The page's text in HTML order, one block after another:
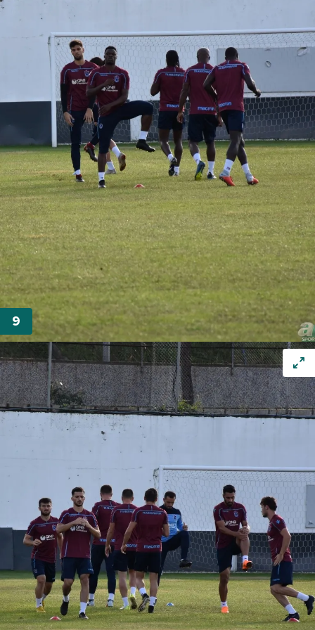
kullanılmaktadır. Bu çerezler vasıtasıyla çeşitli kişisel
verileriniz işlenmekte olup gerekli olan çerezler bilgi
toplumu hizmetlerinin sunulması amacıyla
kullanılmaktadır. Diğer çerezler, sitemizin daha işlevsel
kılınması ve kişiselleştirilmesi ve sizlere yönelik
reklam/pazarlama faaliyetlerinin yapılması, amaçlarıyla
sınırlı olarak açık rızanız dahilinde kullanılacaktır.
Çerezlere ilişkin tercihlerinizi aşağıda yer alan panel
vasıtasıyla belirleyebilirsiniz. Çerezlere ilişkin detaylı bilgi
için Ayarlar butonuna tıklayabilir,Çerez Bilgilendirme
Metnimiziziyaret edebilirsiniz.
6698 sayılı Kişisel Verilerin Korunması Kanunu uyarınca
hazırlanmış Aydınlatma Metnimizi okumak ve sitemizde
ilgili mevzuata uygun olarak kullanılan çerezlerle ilgili bilgi
almak için lütfentıklayınız.